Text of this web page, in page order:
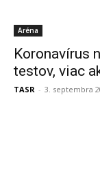
Aréna
Koronavírus
testov, viac
TASR - 3. septembra